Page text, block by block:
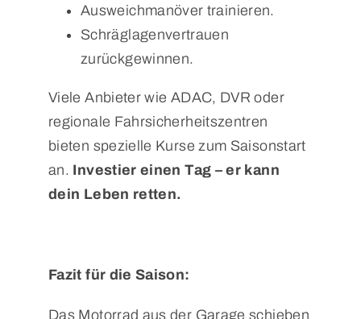
Ausweichmanöver trainieren.
Schräglagenvertrauen
zurückgewinnen.
Viele Anbieter wie ADAC, DVR oder
regionale Fahrsicherheitszentren
bieten spezielle Kurse zum Saisonstart
an. Investier einen Tag – er kann
dein Leben retten.
Fazit für die Saison:
Das Motorrad aus der Garage schieben